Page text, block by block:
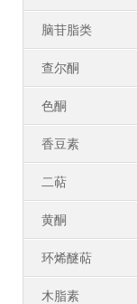
脑苷脂类
查尔酮
色酮
香豆素
二萜
黄酮
环烯醚萜
木脂素